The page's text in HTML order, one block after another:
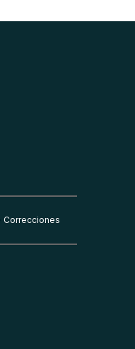
Correcciones